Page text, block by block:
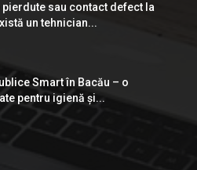
pierdute sau contact defect la
un tehnician...
Smart în Bacău – o
pentru igienă şi...